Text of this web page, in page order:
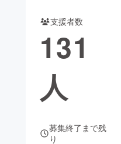
支援者数
131
人
募集終了まで残
り